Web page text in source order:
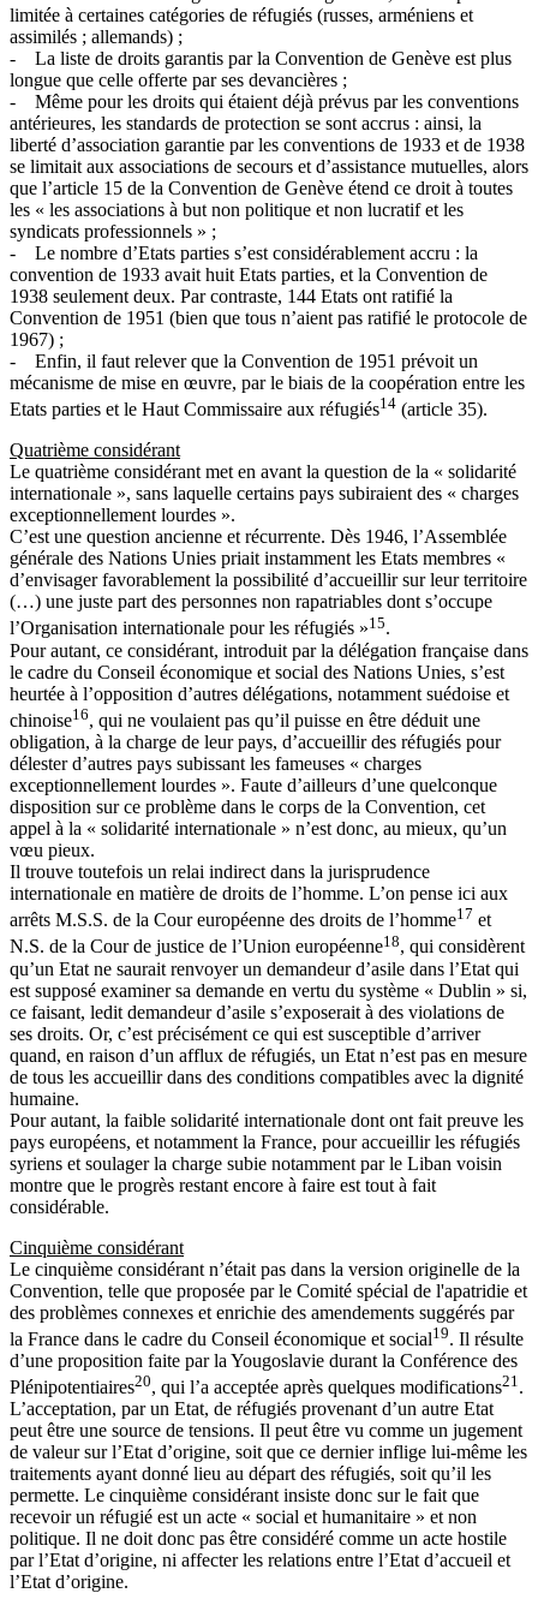
limitée à certaines catégories de réfugiés (russes, arméniens et
assimilés ; allemands) ;
- La liste de droits garantis par la Convention de Genève est plus
longue que celle offerte par ses devancières ;
- Même pour les droits qui étaient déjà prévus par les conventions
antérieures, les standards de protection se sont accrus : ainsi, la
liberté d’association garantie par les conventions de 1933 et de 1938
se limitait aux associations de secours et d’assistance mutuelles, alors
que l’article 15 de la Convention de Genève étend ce droit à toutes
les « les associations à but non politique et non lucratif et les
syndicats professionnels » ;
- Le nombre d’Etats parties s’est considérablement accru : la
convention de 1933 avait huit Etats parties, et la Convention de
1938 seulement deux. Par contraste, 144 Etats ont ratifié la
Convention de 1951 (bien que tous n’aient pas ratifié le protocole de
1967) ;
- Enfin, il faut relever que la Convention de 1951 prévoit un
mécanisme de mise en œuvre, par le biais de la coopération entre les
Etats parties et le Haut Commissaire aux réfugiés14 (article 35).
Quatrième considérant
Le quatrième considérant met en avant la question de la « solidarité
internationale », sans laquelle certains pays subiraient des « charges
exceptionnellement lourdes ».
C’est une question ancienne et récurrente. Dès 1946, l’Assemblée
générale des Nations Unies priait instamment les Etats membres «
d’envisager favorablement la possibilité d’accueillir sur leur territoire
(…) une juste part des personnes non rapatriables dont s’occupe
l’Organisation internationale pour les réfugiés »15.
Pour autant, ce considérant, introduit par la délégation française dans
le cadre du Conseil économique et social des Nations Unies, s’est
heurtée à l’opposition d’autres délégations, notamment suédoise et
chinoise16, qui ne voulaient pas qu’il puisse en être déduit une
obligation, à la charge de leur pays, d’accueillir des réfugiés pour
délester d’autres pays subissant les fameuses « charges
exceptionnellement lourdes ». Faute d’ailleurs d’une quelconque
disposition sur ce problème dans le corps de la Convention, cet
appel à la « solidarité internationale » n’est donc, au mieux, qu’un
vœu pieux.
Il trouve toutefois un relai indirect dans la jurisprudence
internationale en matière de droits de l’homme. L’on pense ici aux
arrêts M.S.S. de la Cour européenne des droits de l’homme17 et
N.S. de la Cour de justice de l’Union européenne18, qui considèrent
qu’un Etat ne saurait renvoyer un demandeur d’asile dans l’Etat qui
est supposé examiner sa demande en vertu du système « Dublin » si,
ce faisant, ledit demandeur d’asile s’exposerait à des violations de
ses droits. Or, c’est précisément ce qui est susceptible d’arriver
quand, en raison d’un afflux de réfugiés, un Etat n’est pas en mesure
de tous les accueillir dans des conditions compatibles avec la dignité
humaine.
Pour autant, la faible solidarité internationale dont ont fait preuve les
pays européens, et notamment la France, pour accueillir les réfugiés
syriens et soulager la charge subie notamment par le Liban voisin
montre que le progrès restant encore à faire est tout à fait
considérable.
Cinquième considérant
Le cinquième considérant n’était pas dans la version originelle de la
Convention, telle que proposée par le Comité spécial de l'apatridie et
des problèmes connexes et enrichie des amendements suggérés par
la France dans le cadre du Conseil économique et social19. Il résulte
d’une proposition faite par la Yougoslavie durant la Conférence des
Plénipotentiaires20, qui l’a acceptée après quelques modifications21 .
L’acceptation, par un Etat, de réfugiés provenant d’un autre Etat
peut être une source de tensions. Il peut être vu comme un jugement
de valeur sur l’Etat d’origine, soit que ce dernier inflige lui-même les
traitements ayant donné lieu au départ des réfugiés, soit qu’il les
permette. Le cinquième considérant insiste donc sur le fait que
recevoir un réfugié est un acte « social et humanitaire » et non
politique. Il ne doit donc pas être considéré comme un acte hostile
par l’Etat d’origine, ni affecter les relations entre l’Etat d’accueil et
l’Etat d’origine.